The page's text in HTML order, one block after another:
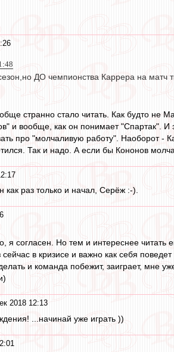
ДО чемпионства Каррера на матч
странно стало читать. Как будто
и вообще, как он понимает "Спартак". И
про "молчаливую работу". Наоборот -
Так и надо. А если бы Кононов
как раз только и начал, Серёж :-).
я согласен. Но тем и интереснее
сейчас в кризисе и важно как себя
и команда побежит, заиграет, мне
2018 12:13
...начинай уже играть ))